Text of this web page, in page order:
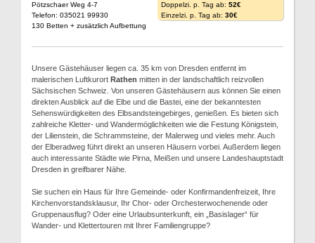
Pötzschaer Weg 4-7
Telefon: 035021 99930
130 Betten + zusätzlich Aufbettung
Doppelzi. p. Tag ab: 52€
Einzelzi. p. Tag ab: 30€
Unsere Gästehäuser liegen ca. 35 km von Dresden entfernt im
malerischen Luftkurort Rathen mitten in der landschaftlich reizvollen
Sächsischen Schweiz. Von unseren Gästehäusern aus können Sie einen
direkten Ausblick auf die Elbe und die Bastei, eine der bekanntesten
Sehenswürdigkeiten des Elbsandsteingebirges, genießen. Es bieten sich
zahlreiche Kletter- und Wandermöglichkeiten wie die Festung Königstein,
der Lilienstein, die Schrammsteine, der Malerweg und vieles mehr. Auch
der Elberadweg führt direkt an unseren Häusern vorbei. Außerdem liegen
auch interessante Städte wie Pirna, Meißen und unsere Landeshauptstadt
Dresden in greifbarer Nähe.
Sie suchen ein Haus für Ihre Gemeinde- oder Konfirmandenfreizeit, Ihre
Kirchenvorstandsklausur, Ihr Chor- oder Orchesterwochenende oder
Gruppenausflug? Oder eine Urlaubsunterkunft, ein „Basislager“ für
Wander- und Klettertouren mit Ihrer Familiengruppe?